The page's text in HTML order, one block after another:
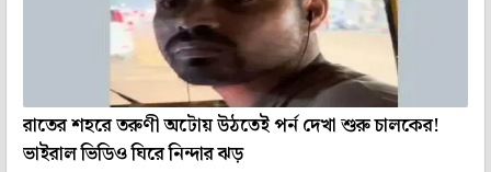
রাতের শহরে তরুণী অটোয় উঠতেই পর্ন দেখা শুরু চালকের!
ভাইরাল ভিডিও ঘিরে নিন্দার ঝড়